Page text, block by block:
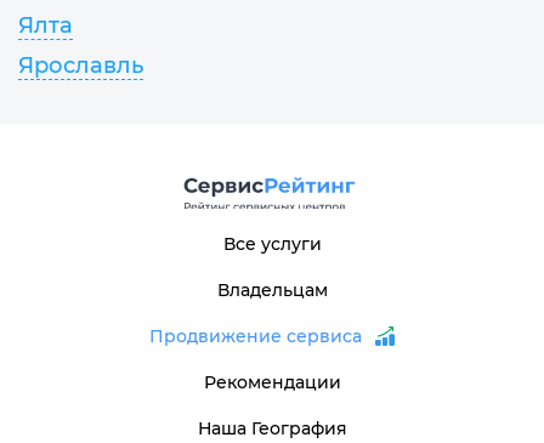
Ялта
Ярославль
Все услуги
Владельцам
Продвижение сервиса
Рекомендации
Наша География